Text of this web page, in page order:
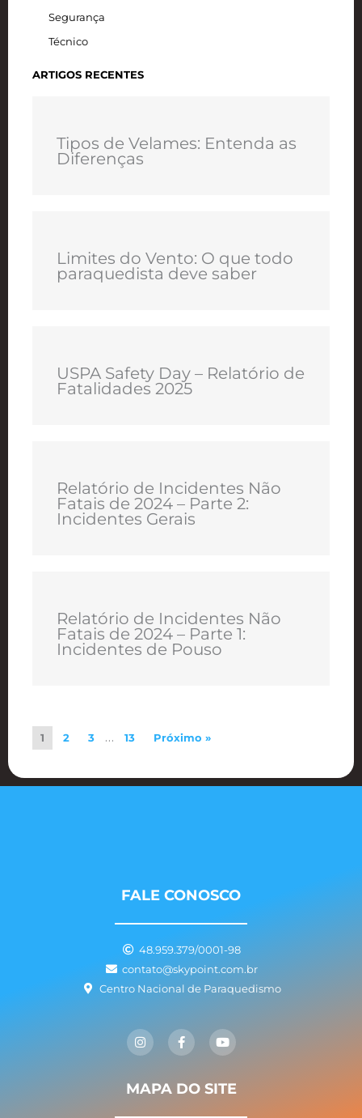
Segurança
Técnico
ARTIGOS RECENTES
Tipos de Velames: Entenda as
Diferenças
Limites do Vento: O que todo
paraquedista deve saber
USPA Safety Day – Relatório de
Fatalidades 2025
Relatório de Incidentes Não
Fatais de 2024 – Parte 2:
Incidentes Gerais
Relatório de Incidentes Não
Fatais de 2024 – Parte 1:
Incidentes de Pouso
1 2 3 13 Próximo »
FALE CONOSCO
48.959.379/0001-98
contato@skypoint.com.br
Centro Nacional de Paraquedismo
n
s
t
r
m
a
c
e
o
-
o
u
t
e
MAPA DO SITE